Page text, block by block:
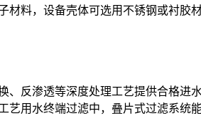
料，设备壳体可选用不锈钢或衬胶
反渗透等深度处理工艺提供合格进
用水终端过滤中，叠片式过滤系统